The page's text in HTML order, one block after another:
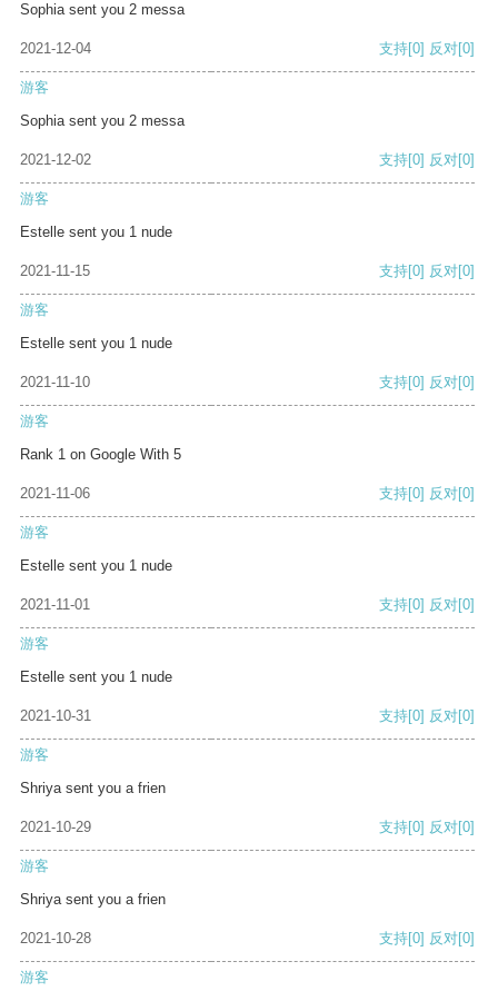
Sophia sent you 2 messa
2021-12-04 支持[0] 反对[0]
游客
Sophia sent you 2 messa
2021-12-02 支持[0] 反对[0]
游客
Estelle sent you 1 nude
2021-11-15 支持[0] 反对[0]
游客
Estelle sent you 1 nude
2021-11-10 支持[0] 反对[0]
游客
Rank 1 on Google With 5
2021-11-06 支持[0] 反对[0]
游客
Estelle sent you 1 nude
2021-11-01 支持[0] 反对[0]
游客
Estelle sent you 1 nude
2021-10-31 支持[0] 反对[0]
游客
Shriya sent you a frien
2021-10-29 支持[0] 反对[0]
游客
Shriya sent you a frien
2021-10-28 支持[0] 反对[0]
游客